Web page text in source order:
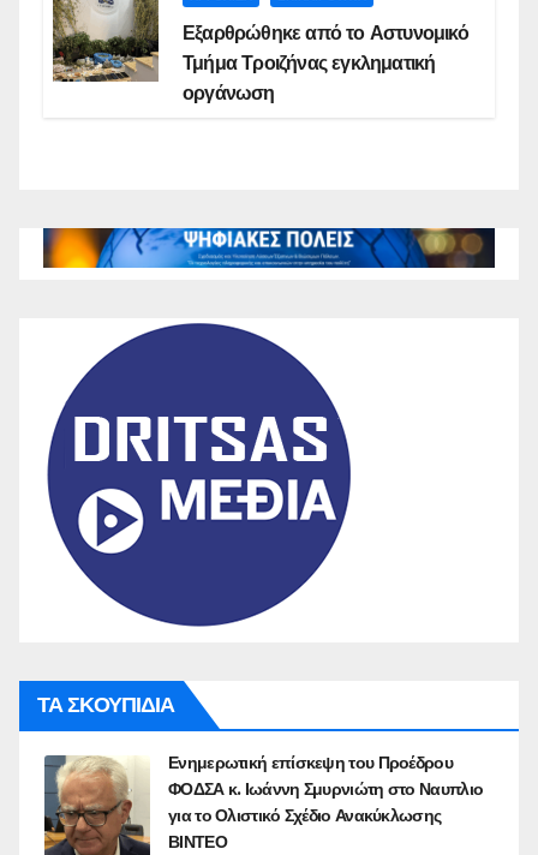
Εξαρθρώθηκε από το Αστυνομικό
Τμήμα Τροιζήνας εγκληματική
οργάνωση
ΤΑ ΣΚΟΥΠΙΔΙΑ
Ενημερωτική επίσκεψη του Προέδρου
ΦΟΔΣΑ κ. Ιωάννη Σμυρνιώτη στο Ναυπλιο
για το Ολιστικό Σχέδιο Ανακύκλωσης
ΒΙΝΤΕΟ